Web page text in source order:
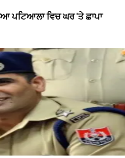
ਪਟਿਆਲਾ ਵਿਚ ਘਰ 'ਤੇ ਛਾਪਾ